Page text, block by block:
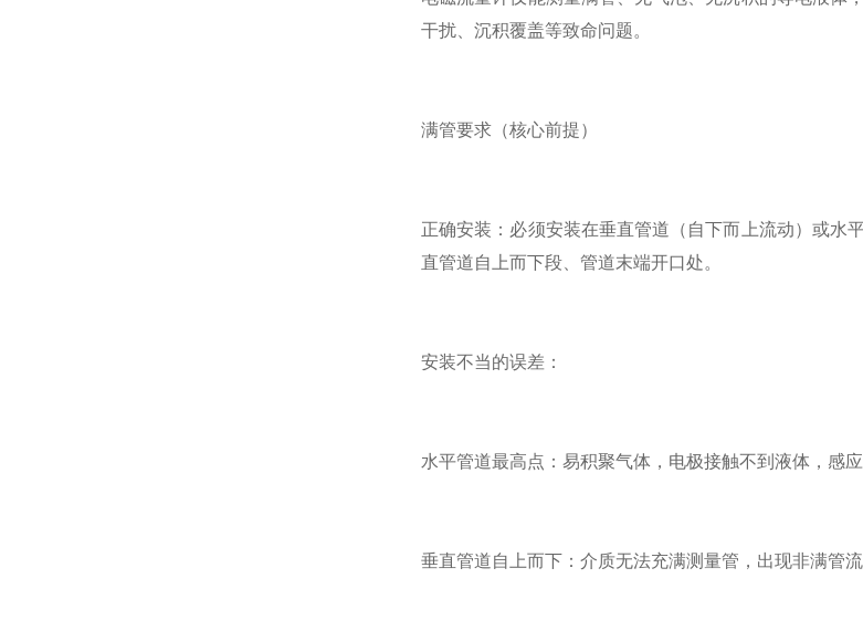
干扰、沉积覆盖等致命问题。
满管要求（核心前提）
正确安装：必须安装在垂直管道（自下而上流动）或水
直管道自上而下段、管道末端开口处。
安装不当的误差：
水平管道最高点：易积聚气体，电极接触不到液体，感
垂直管道自上而下：介质无法充满测量管，出现非满管